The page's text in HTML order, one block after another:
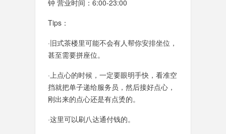
钟 营业时间：6:00-23:00
Tips：
·旧式茶楼里可能不会有人帮你安排坐位，
甚至需要拼座位。
·上点心的时候，一定要眼明手快，看准空
挡就把单子递给服务员，然后接好点心，
刚出来的点心还是有点烫的。
·这里可以刷八达通付钱的。